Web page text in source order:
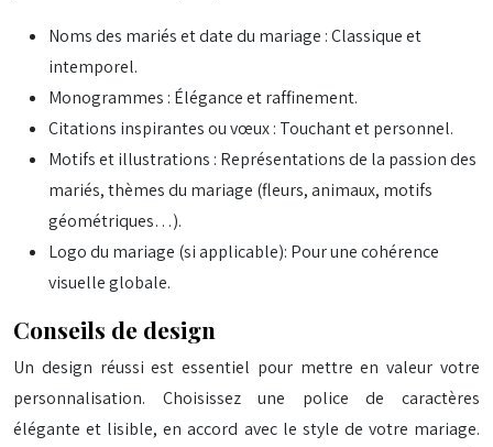
Noms des mariés et date du mariage : Classique et
intemporel.
Monogrammes : Élégance et raffinement.
Citations inspirantes ou vœux : Touchant et personnel.
Motifs et illustrations : Représentations de la passion des
mariés, thèmes du mariage (fleurs, animaux, motifs
géométriques…).
Logo du mariage (si applicable): Pour une cohérence
visuelle globale.
Conseils de design
Un design réussi est essentiel pour mettre en valeur votre
personnalisation. Choisissez une police de caractères
élégante et lisible, en accord avec le style de votre mariage.